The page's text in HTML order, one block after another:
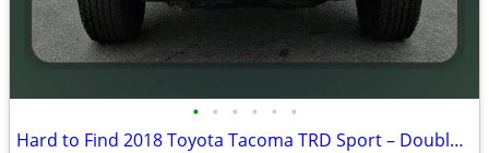
• • • • • •
Hard to Find 2018 Toyota Tacoma TRD Sport – Double Cab – 4WD